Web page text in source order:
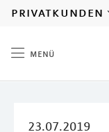
privatkunden
menü
23.07.2019